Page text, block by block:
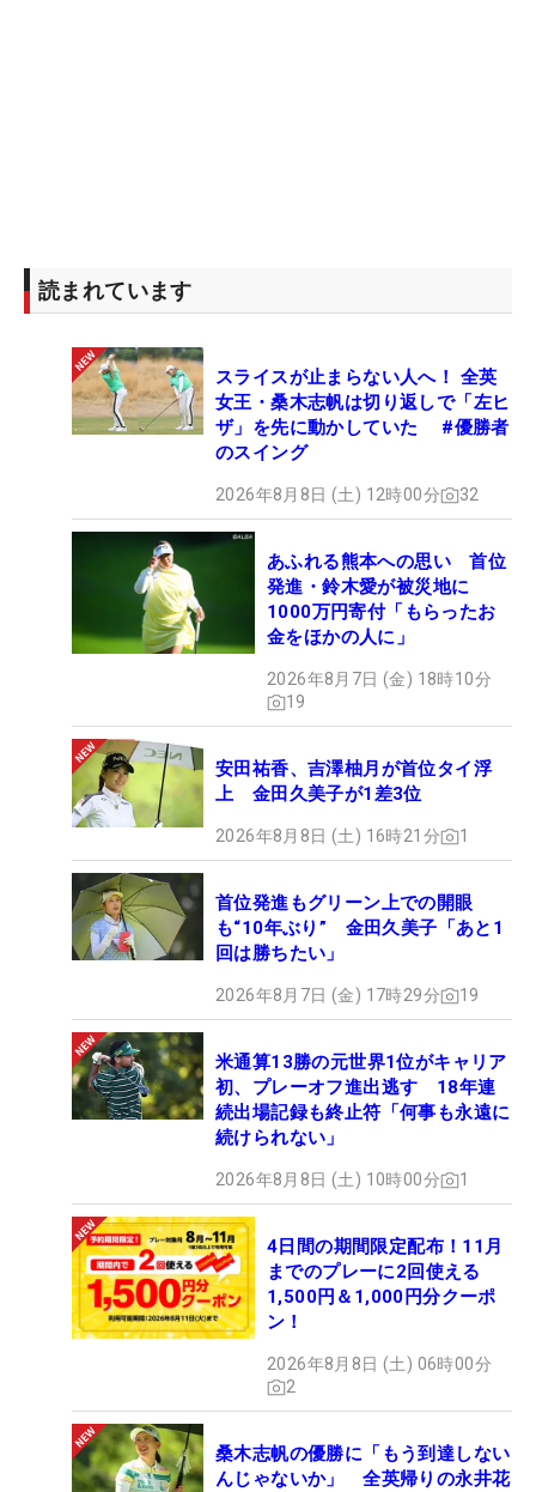
読まれています
スライスが止まらない人へ！ 全英
女王・桑木志帆は切り返しで「左ヒ
ザ」を先に動かしていた #優勝者
のスイング
2026年8月8日 (土) 12時00分 32
あふれる熊本への思い 首位
発進・鈴木愛が被災地に
1000万円寄付「もらったお
金をほかの人に」
2026年8月7日 (金) 18時10分
19
安田祐香、吉澤柚月が首位タイ浮
上 金田久美子が1差3位
2026年8月8日 (土) 16時21分 1
首位発進もグリーン上での開眼
も“10年ぶり” 金田久美子「あと1
回は勝ちたい」
2026年8月7日 (金) 17時29分 19
米通算13勝の元世界1位がキャリア
初、プレーオフ進出逃す 18年連
続出場記録も終止符「何事も永遠に
続けられない」
2026年8月8日 (土) 10時00分 1
4日間の期間限定配布！11月
までのプレーに2回使える
1,500円＆1,000円分クーポ
ン！
2026年8月8日 (土) 06時00分
2
桑木志帆の優勝に「もう到達しない
んじゃないか」 全英帰りの永井花